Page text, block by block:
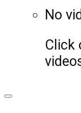
No
Click